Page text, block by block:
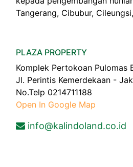
Tangerang, Cibubur,
PLAZA PROPERTY
Komplek Pertokoan Pulomas
Jl. Perintis Kemerdekaan -
No.Telp 0214711188
Open In Google Map
info@kalindoland.co.id